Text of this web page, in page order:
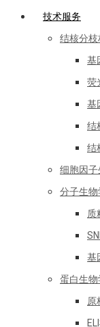
技术服务
结核分
基
荧
基
结
结
细胞因子
分子生
质
基
蛋白生
原